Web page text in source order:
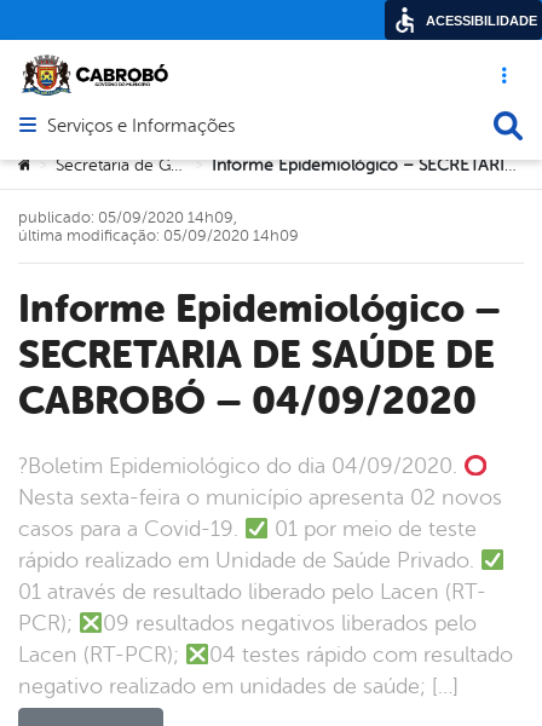
Acesso
Abrir menu principal de navegação
Serviços e Informações
Você está aqui:
> Secretaria de Governo > Informe Epidemiológico – SECRETARIA DE SAÚDE DE CABROBÓ – 04/09/2020
Informe Epidemiológico –
SECRETARIA DE SAÚDE DE
CABROBÓ – 04/09/2020
?Boletim Epidemiológico do dia 04/09/2020.
Nesta sexta-feira o município apresenta 02 novos
casos para a Covid-19.
01 por meio de teste
rápido realizado em Unidade de Saúde Privado.
01 através de resultado liberado pelo Lacen (RT-
PCR);
09 resultados negativos liberados pelo
Lacen (RT-PCR);
04 testes rápido com resultado
negativo realizado em unidades de saúde; […]
publicado: 05/09/2020 14h09,
última modificação: 05/09/2020 14h09
ACESSIBILIDADE